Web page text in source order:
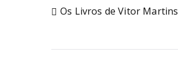
Os Livros de Vitor Martins